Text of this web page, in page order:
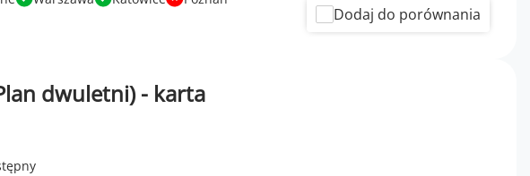
Dodaj do porównania
dwuletni) - karta